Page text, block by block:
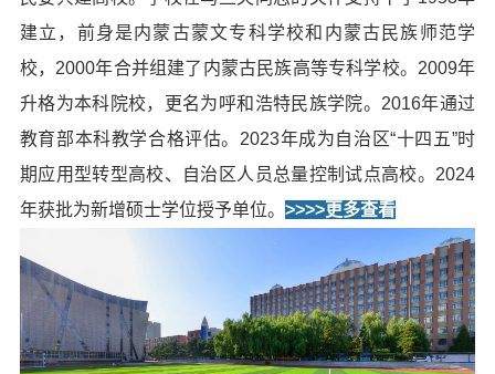
建立，前身是内蒙古蒙文专科学校和内蒙古民族师范学
校，2000年合并组建了内蒙古民族高等专科学校。2009年
升格为本科院校，更名为呼和浩特民族学院。2016年通过
教育部本科教学合格评估。2023年成为自治区“十四五”时
期应用型转型高校、自治区人员总量控制试点高校。2024
年获批为新增硕士学位授予单位。 >>>>更多查看